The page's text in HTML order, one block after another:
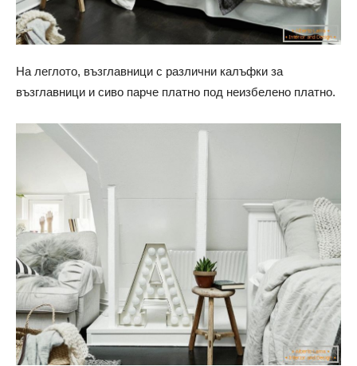
На леглото, възглавници с различни калъфки за
възглавници и сиво парче платно под неизбелено платно.